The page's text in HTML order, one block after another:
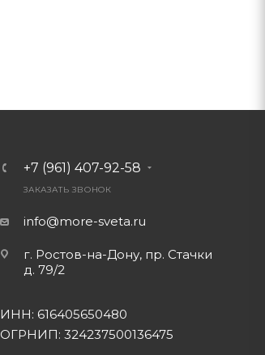
+7 (961) 407-92-58
ЗАКАЗАТЬ ЗВОНОК
info@more-sveta.ru
г. Ростов-на-Дону, пр. Стачки
д. 79/2
ИНН: 616405650480
ОГРНИП: 324237500136475